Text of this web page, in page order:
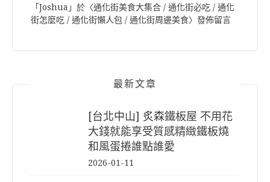
「Joshua 」於〈通化街美食大集合 / 通化街必吃 / 通化
街怎麼吃 / 通化街懶人包 / 通化街周邊美食〉發佈留言
最新文章
[台北中山] 炙森鐵板屋 不用花
大錢就能享受質感精緻鐵板燒
和風蛋捲誰點誰愛
2026-01-11